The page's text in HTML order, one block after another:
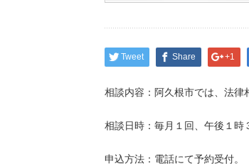
Tweet Share +1
相談内容：阿久根市では、法律
相談日時：毎月１回、午後１時
申込方法：電話にて予約受付。